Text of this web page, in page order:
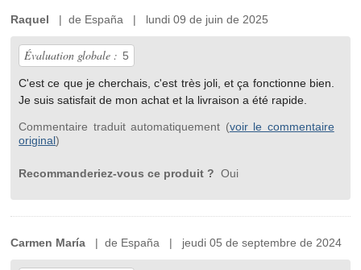
Raquel | de España | lundi 09 de juin de 2025
Évaluation globale : 5
C'est ce que je cherchais, c'est très joli, et ça fonctionne bien.
Je suis satisfait de mon achat et la livraison a été rapide.
Commentaire traduit automatiquement (voir le commentaire
original)
Recommanderiez-vous ce produit ? Oui
Carmen María | de España | jeudi 05 de septembre de 2024